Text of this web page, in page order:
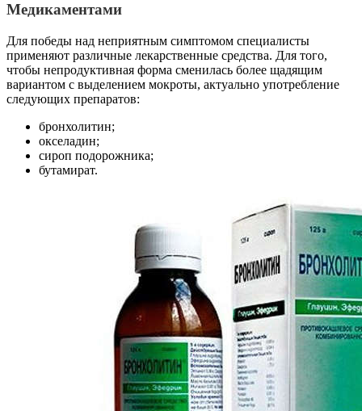
Медикаментами
Для победы над неприятным симптомом специалисты
применяют различные лекарственные средства. Для того,
чтобы непродуктивная форма сменилась более щадящим
вариантом с выделением мокроты, актуально употребление
следующих препаратов:
бронхолитин;
окселадин;
сироп подорожника;
бутамират.